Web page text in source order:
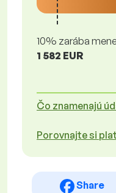
10% zarába
1 582 EUR
Čo znamenajú
Porovnajte si
Share